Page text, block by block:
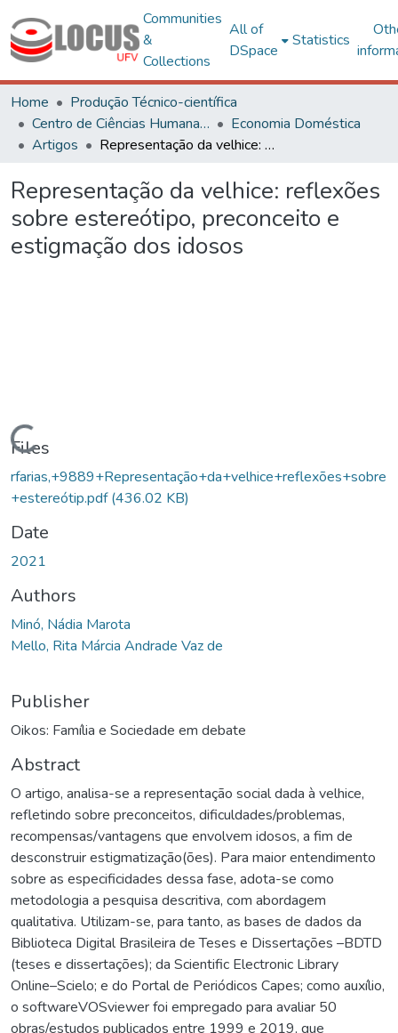
Communities
&
Collections
All of
DSpace
Statistics
Home
Produção Técnico-científica
Centro de Ciências Humanas, Letras e Artes
Economia Doméstica
Artigos
Representação da velhice: reflexões sobre estereótipo, preconceito e estigmação dos idosos
Representação da velhice: reflexões
sobre estereótipo, preconceito e
estigmação dos idosos
Files
rfarias,+9889+Representação+da+velhice+reflexões+sobre
+estereótip.pdf(436.02 KB)
Date
2021
Authors
Minó, Nádia Marota
Mello, Rita Márcia Andrade Vaz de
Publisher
Oikos: Família e Sociedade em debate
Abstract
O artigo, analisa-se a representação social dada à velhice,
refletindo sobre preconceitos, dificuldades/problemas,
recompensas/vantagens que envolvem idosos, a fim de
desconstruir estigmatização(ões). Para maior entendimento
sobre as especificidades dessa fase, adota-se como
metodologia a pesquisa descritiva, com abordagem
qualitativa. Utilizam-se, para tanto, as bases de dados da
Biblioteca Digital Brasileira de Teses e Dissertações –BDTD
(teses e dissertações); da Scientific Electronic Library
Online–Scielo; e do Portal de Periódicos Capes; como auxílio,
o softwareVOSviewer foi empregado para avaliar 50
obras/estudos publicados entre 1999 e 2019, que